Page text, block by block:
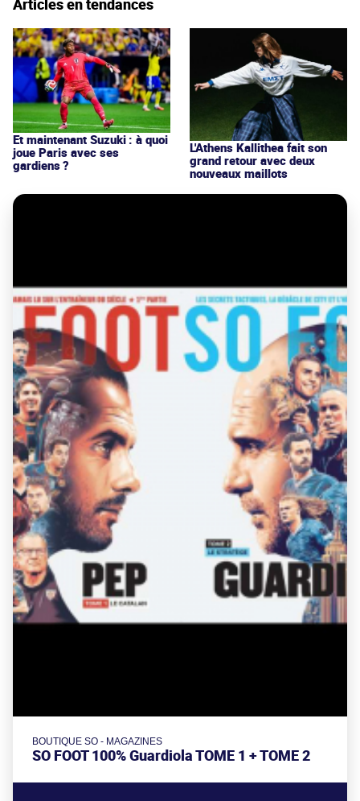
Et maintenant Suzuki : à quoi
joue Paris avec ses
gardiens ?
L'Athens Kallithea fait son
grand retour avec deux
nouveaux maillots
BOUTIQUE SO - MAGAZINES
SO FOOT 100% Guardiola TOME 1 + TOME 2